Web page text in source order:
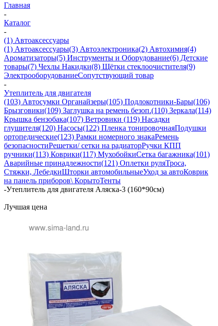
Главная
-
Каталог
-
(1) Автоаксессуары
(1) Автоаксессуары(3) Автоэлектроника(2) Автохимия(4)
Ароматизаторы(5) Инструменты и Оборудование(6) Детские
товары(7) Чехлы Накидки(8) Щётки стеклоочистителя(9)
ЭлектрооборудованиеСопутствующий товар
-
Утеплитель для двигателя
(103) Автосумки Органайзеры(105) Подлокотники-Бары(106)
Брызговики(109) Заглушка на ремень безоп.(110) Зеркала(114)
Крышка бензобака(107) Ветровики (119) Насадки
глушителя(120) Насосы(122) Пленка тонировочнаяПодушки
ортопедические(123) Рамки номерного знакаРемень
безопасностиРешетки/ сетки на радиаторРучки КПП
ручники(113) Коврики(117) МухобойкиСетка багажника(101)
Аварийные принадлежности(121) Оплетки руляТроса,
Стяжки, ЛебедкиШторки автомобильныеУход за автоКоврик
на панель приборов\ КорытоТенты
-Утеплитель для двигателя Аляска-3 (160*90см)
Лучшая цена